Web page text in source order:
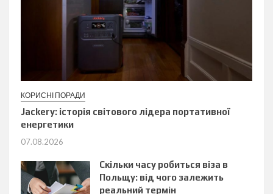
КОРИСНІ ПОРАДИ
Jackery: історія світового лідера портативної
енергетики
07.08.2026
Скільки часу робиться віза в
Польщу: від чого залежить
реальний термін